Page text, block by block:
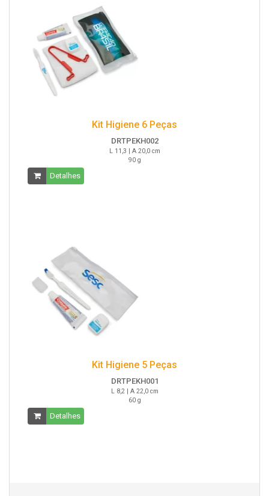
Kit Higiene 6 Peças
DRTPEKH002
L 11,3 | A 20,0 cm
90 g
Detalhes
Kit Higiene 5 Peças
DRTPEKH001
L 8,2 | A 22,0 cm
60 g
Detalhes